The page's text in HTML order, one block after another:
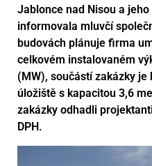
Jablonce nad Nisou a
informovala mluvčí
budovách plánuje firma
celkovém instalovaném
(MW), součástí zakázky
úložiště s kapacitou 3,6
zakázky odhadli
DPH.